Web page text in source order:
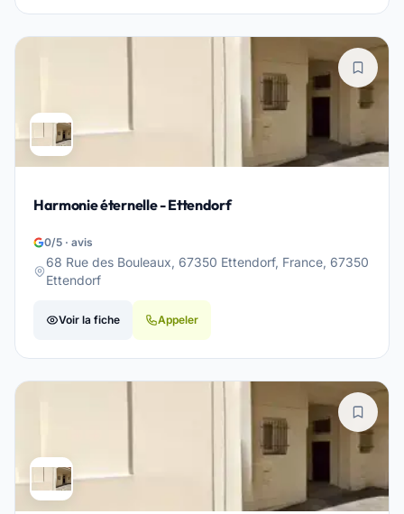
Harmonie éternelle - Ettendorf
0/5 · avis
68 Rue des Bouleaux, 67350 Ettendorf, France, 67350
Ettendorf
Voir la fiche Appeler